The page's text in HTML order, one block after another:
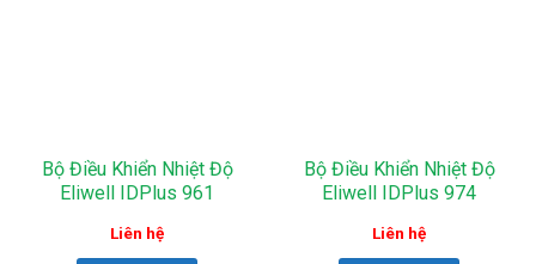
Bộ Điều Khiển Nhiệt Độ
Eliwell IDPlus 961
Liên hệ
Bộ Điều Khiển Nhiệt Độ
Eliwell IDPlus 974
Liên hệ